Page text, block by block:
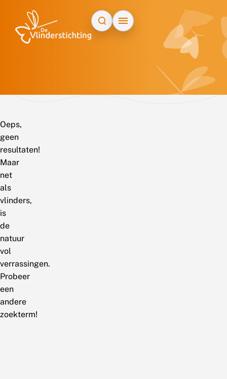
Oeps,
geen
resultaten!
Maar
net
als
vlinders,
is
de
natuur
vol
verrassingen.
Probeer
een
andere
zoekterm!